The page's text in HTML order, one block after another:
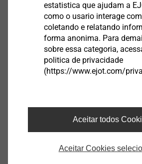
EJOT
Exibir produto
Exibir produto
estatistica que ajudam a
como o usario interage
coletando e relatando
forma anonima. Para
sobre essa categoria,
politica de privacidade
(https://www.ejot.com/
Aceitar todos
Aceitar Cookies